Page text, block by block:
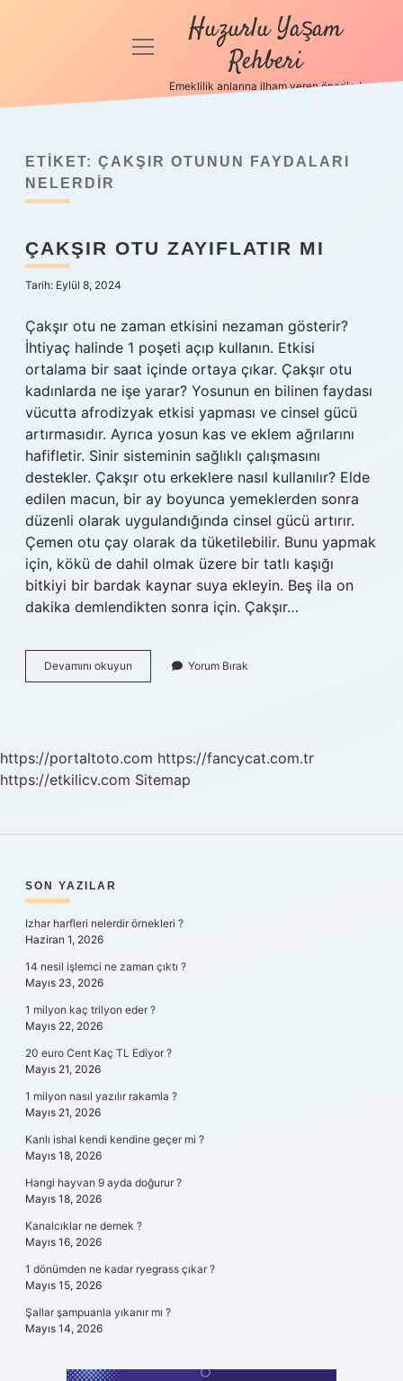
Anasayfa
Politikası
Yasal Uyarı
Hakkımızda
menüyü
Huzurlu Yaşam
Rehberi
Emeklilik anlarına ilham veren öneriler!
ETIKET: ÇAKŞIR OTUNUN FAYDALARI
NELERDIR
ÇAKŞIR OTU ZAYIFLATIR MI
Tarih: Eylül 8, 2024
Çakşır otu ne zaman etkisini nezaman gösterir?
İhtiyaç halinde 1 poşeti açıp kullanın. Etkisi
ortalama bir saat içinde ortaya çıkar. Çakşır otu
kadınlarda ne işe yarar? Yosunun en bilinen faydası
vücutta afrodizyak etkisi yapması ve cinsel gücü
artırmasıdır. Ayrıca yosun kas ve eklem ağrılarını
hafifletir. Sinir sisteminin sağlıklı çalışmasını
destekler. Çakşır otu erkeklere nasıl kullanılır? Elde
edilen macun, bir ay boyunca yemeklerden sonra
düzenli olarak uygulandığında cinsel gücü artırır.
Çemen otu çay olarak da tüketilebilir. Bunu yapmak
için, kökü de dahil olmak üzere bir tatlı kaşığı
bitkiyi bir bardak kaynar suya ekleyin. Beş ila on
dakika demlendikten sonra için. Çakşır…
Devamını okuyun
Otu
Yorum Bırak
https://portaltoto.com https://fancycat.com.tr
https://etkilicv.com Sitemap
SIDEBAR
SON YAZILAR
Izhar harfleri nelerdir örnekleri ?
Haziran 1, 2026
14 nesil işlemci ne zaman çıktı ?
Mayıs 23, 2026
1 milyon kaç trilyon eder ?
Mayıs 22, 2026
20 euro Cent Kaç TL Ediyor ?
Mayıs 21, 2026
1 milyon nasıl yazılır rakamla ?
Mayıs 21, 2026
Kanlı ishal kendi kendine geçer mi ?
Mayıs 18, 2026
Hangi hayvan 9 ayda doğurur ?
Mayıs 18, 2026
Kanalcıklar ne demek ?
Mayıs 16, 2026
1 dönümden ne kadar ryegrass çıkar ?
Mayıs 15, 2026
Şallar şampuanla yıkanır mı ?
Mayıs 14, 2026